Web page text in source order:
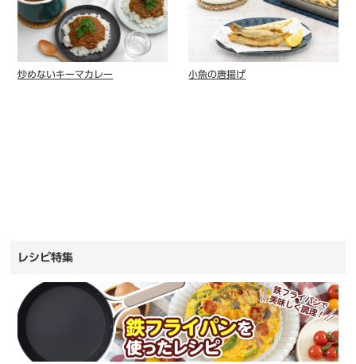
炒めないキーマカレー 小魚の唐揚げ
レシピ特集